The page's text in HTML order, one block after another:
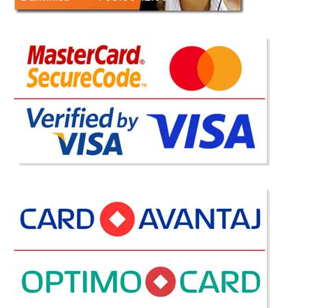
Bufet Bucatarie Gri Basalte
Bufet Mobila Bucatarie Gri Lucios Basalte Va prezentam o bucatarie
ieftina recomandata in mobilarea unei bucatarii mici foarte utila pentru
bucatarii de firma, acolo unde angajatilor li se asigura un colt pentru cafea,
cuptor cu microunde, sanvisuri in pauza de masa etc...
1.299 Lei
Adauga la Favorite